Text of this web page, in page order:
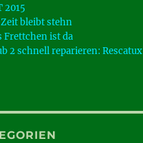
2015
bleibt stehn
Frettchen ist da
2 schnell reparieren: Rescatux